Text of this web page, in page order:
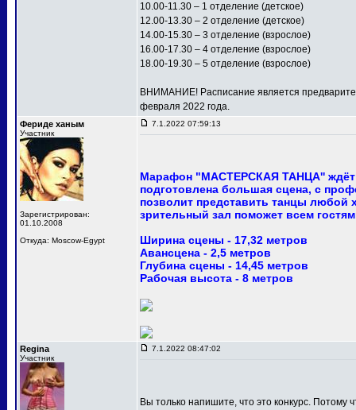
10.00-11.30 – 1 отделение (детское)
12.00-13.30 – 2 отделение (детское)
14.00-15.30 – 3 отделение (взрослое)
16.00-17.30 – 4 отделение (взрослое)
18.00-19.30 – 5 отделение (взрослое)
ВНИМАНИЕ! Расписание является
февраля 2022 года.
Фериде ханым
Участник
Зарегистрирован:
01.10.2008
Откуда: Moscow-Egypt
7.1.2022 07:59:13
Марафон "МАСТЕРСКАЯ ТАНЦА'' ждёт
подготовлена большая сцена, с
позволит представить танцы
зрительный зал поможет всем
Ширина сцены - 17,32 метров
Авансцена - 2,5 метров
Глубина сцены - 14,45 метров
Рабочая высота - 8 метров
Regina
Участник
7.1.2022 08:47:02
Вы только напишите, что это конкурс. Потому